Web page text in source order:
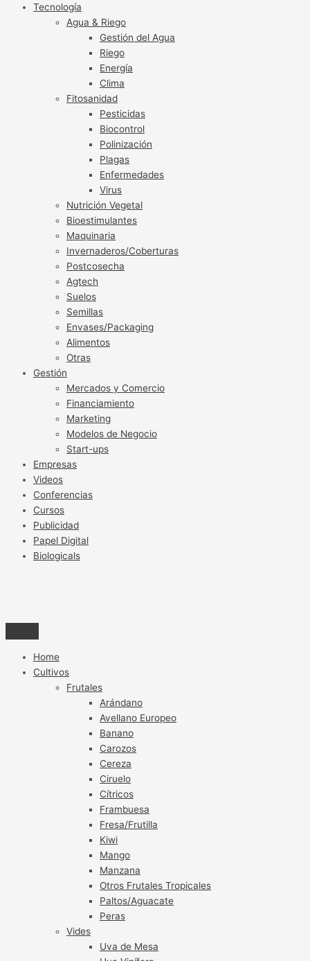
Tecnología
Agua & Riego
Gestión del Agua
Riego
Energía
Clima
Fitosanidad
Pesticidas
Biocontrol
Polinización
Plagas
Enfermedades
Virus
Nutrición Vegetal
Bioestimulantes
Maquinaria
Invernaderos/Coberturas
Postcosecha
Agtech
Suelos
Semillas
Envases/Packaging
Alimentos
Otras
Gestión
Mercados y Comercio
Financiamiento
Marketing
Modelos de Negocio
Start-ups
Empresas
Videos
Conferencias
Cursos
Publicidad
Papel Digital
Biologicals
Home
Cultivos
Frutales
Arándano
Avellano Europeo
Banano
Carozos
Cereza
Ciruelo
Cítricos
Frambuesa
Fresa/Frutilla
Kiwi
Mango
Manzana
Otros Frutales Tropicales
Paltos/Aguacate
Peras
Vides
Uva de Mesa